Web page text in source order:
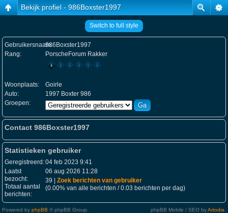
Bekijk profiel - 986Boxster1997
Switch to full style
Gebruikersnaam:986Boxster1997
Rang:
PorscheForum Rakker
Woonplaats:
Goirle
Auto:
1997 Boxter 986
Groepen:
Contact 986Boxster1997
Statistieken gebruiker
Geregistreerd:04 feb 2023 9:41
Laatst
bezocht:
06 aug 2026 11:28
Totaal aantal
berichten:
39 | Zoek berichten van gebruiker
(0.00% van alle berichten / 0.03 berichten per dag)
Powered by phpBB © phpBB Group. phpBB Mobile / SEO byArtodia